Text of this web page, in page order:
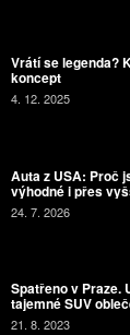
Vrátí se legenda?
koncept
4. 12. 2025
Auta z USA: Proč
výhodné i přes
24. 7. 2026
Spatřeno v Praze.
tajemné SUV
21. 8. 2023